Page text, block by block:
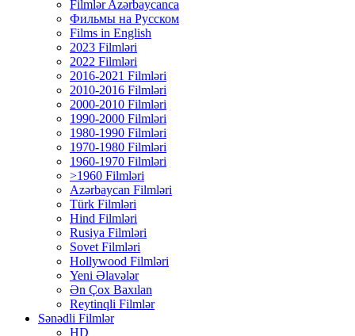
Filmlər Azərbaycanca
Фильмы на Русском
Films in English
2023 Filmləri
2022 Filmləri
2016-2021 Filmləri
2010-2016 Filmləri
2000-2010 Filmləri
1990-2000 Filmləri
1980-1990 Filmləri
1970-1980 Filmləri
1960-1970 Filmləri
>1960 Filmləri
Azərbaycan Filmləri
Türk Filmləri
Hind Filmləri
Rusiya Filmləri
Sovet Filmləri
Hollywood Filmləri
Yeni Əlavələr
Ən Çox Baxılan
Reytinqli Filmlər
Sənədli Filmlər
HD